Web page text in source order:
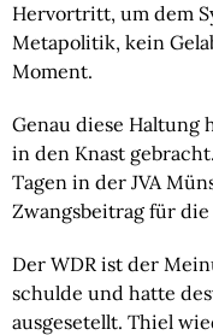
Hervortritt, um dem
Metapolitik, kein
Moment.
Genau diese Haltung
in den Knast
Tagen in der JVA
Zwangsbeitrag für
Der WDR ist der
schulde und hatte
ausgesetellt. Thiel